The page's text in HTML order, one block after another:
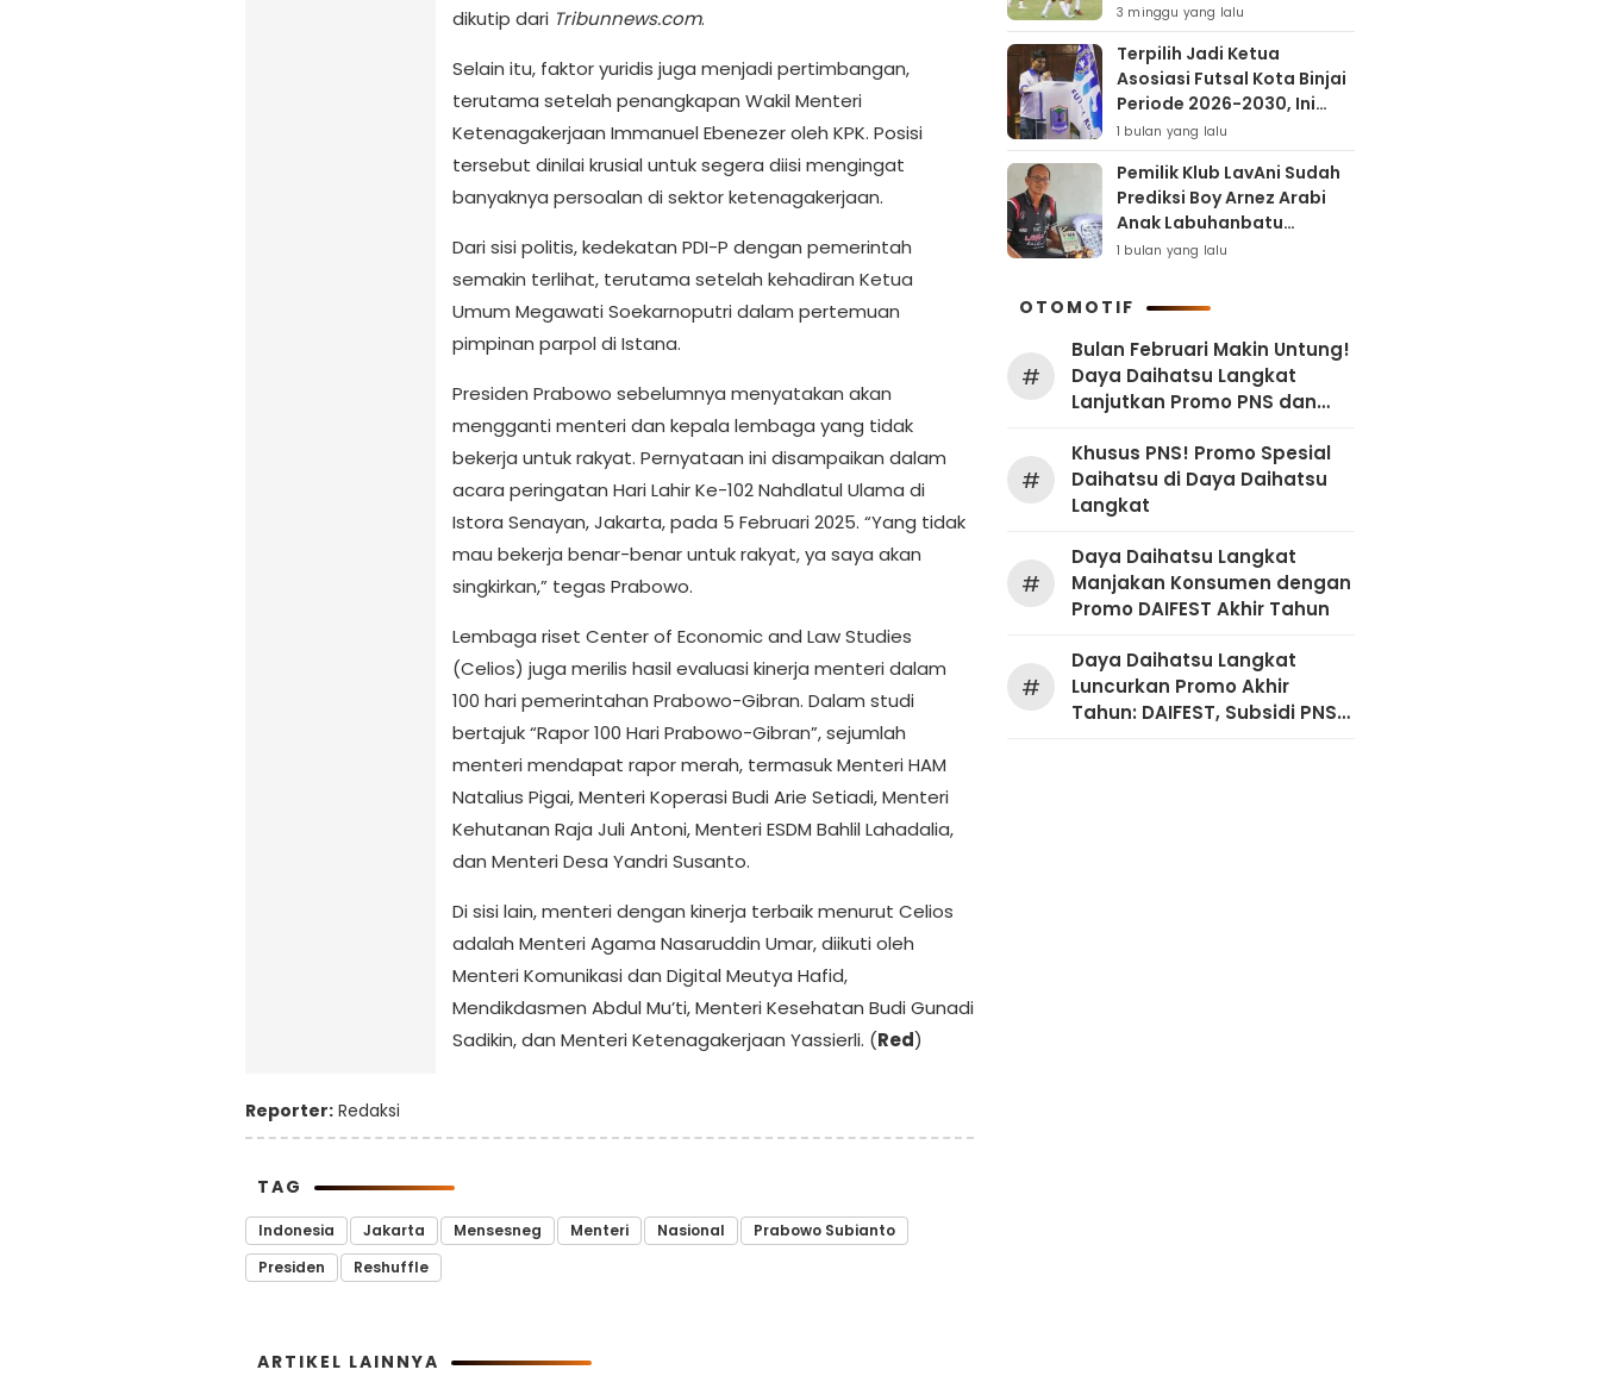
dikutip dari Tribunnews.com.
Selain itu, faktor yuridis juga menjadi pertimbangan,
terutama setelah penangkapan Wakil Menteri
Ketenagakerjaan Immanuel Ebenezer oleh KPK. Posisi
tersebut dinilai krusial untuk segera diisi mengingat
banyaknya persoalan di sektor ketenagakerjaan.
Dari sisi politis, kedekatan PDI-P dengan pemerintah
semakin terlihat, terutama setelah kehadiran Ketua
Umum Megawati Soekarnoputri dalam pertemuan
pimpinan parpol di Istana.
Presiden Prabowo sebelumnya menyatakan akan
mengganti menteri dan kepala lembaga yang tidak
bekerja untuk rakyat. Pernyataan ini disampaikan dalam
acara peringatan Hari Lahir Ke-102 Nahdlatul Ulama di
Istora Senayan, Jakarta, pada 5 Februari 2025. “Yang tidak
mau bekerja benar-benar untuk rakyat, ya saya akan
singkirkan,” tegas Prabowo.
Lembaga riset Center of Economic and Law Studies
(Celios) juga merilis hasil evaluasi kinerja menteri dalam
100 hari pemerintahan Prabowo-Gibran. Dalam studi
bertajuk “Rapor 100 Hari Prabowo-Gibran”, sejumlah
menteri mendapat rapor merah, termasuk Menteri HAM
Natalius Pigai, Menteri Koperasi Budi Arie Setiadi, Menteri
Kehutanan Raja Juli Antoni, Menteri ESDM Bahlil Lahadalia,
dan Menteri Desa Yandri Susanto.
Di sisi lain, menteri dengan kinerja terbaik menurut Celios
adalah Menteri Agama Nasaruddin Umar, diikuti oleh
Menteri Komunikasi dan Digital Meutya Hafid,
Mendikdasmen Abdul Mu’ti, Menteri Kesehatan Budi Gunadi
Sadikin, dan Menteri Ketenagakerjaan Yassierli. (Red)
Reporter: Redaksi
TAG
Indonesia Jakarta Mensesneg Menteri Nasional
Prabowo Subianto
Presiden
Reshuffle
ARTIKEL LAINNYA
3 minggu yang lalu
Terpilih Jadi Ketua
Asosiasi Futsal Kota Binjai
Periode 2026-2030, Ini
Target Samha Putra
Husein
1 bulan yang lalu
Pemilik Klub LavAni Sudah
Prediksi Boy Arnez Arabi
Anak Labuhanbatu
Tembus Level Asia
1 bulan yang lalu
OTOMOTIF
#
Bulan Februari Makin Untung!
Daya Daihatsu Langkat
Lanjutkan Promo PNS dan
#
Khusus PNS! Promo Spesial
Daihatsu di Daya Daihatsu
Langkat
#
Daya Daihatsu Langkat
Manjakan Konsumen dengan
Promo DAIFEST Akhir Tahun
#
Daya Daihatsu Langkat
Luncurkan Promo Akhir
Tahun: DAIFEST, Subsidi PNS,